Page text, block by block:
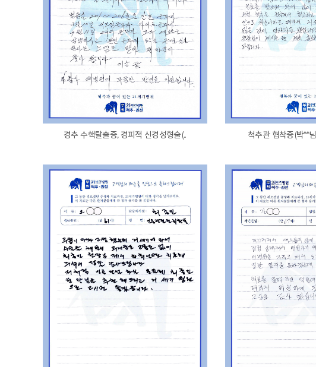
경추 수핵탈출증, 경피적 신경성형술(.. 척추관 협착증(박**